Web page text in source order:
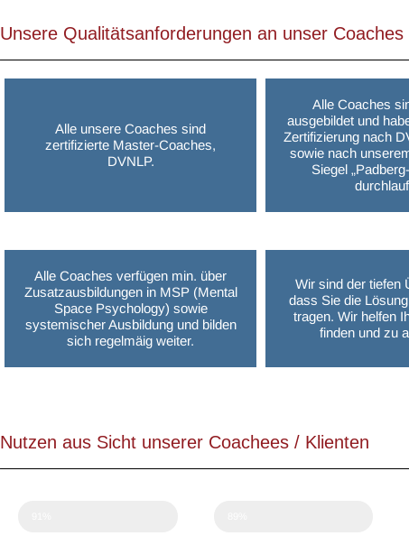
Unsere Qualitätsanforderungen an unser Coaches
Alle unsere Coaches sind
zertifizierte Master-Coaches,
DVNLP.
Alle Coaches
ausgebildet und
Zertifizierung nach
sowie nach
Siegel
Alle Coaches verfügen min. über
Zusatzausbildungen in MSP (Mental
Space Psychology) sowie
systemischer Ausbildung und bilden
sich regelmäig weiter.
Wir sind der tiefen
dass Sie die
tragen. Wir helfen
finden und zu
Nutzen aus Sicht unserer Coachees / Klienten